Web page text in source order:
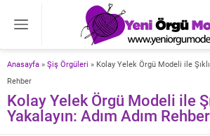
Anasayfa » Şiş Örgüleri » Kolay Yelek Örgü Modeli ile
Rehber
Kolay Yelek Örgü Modeli ile
Yakalayın: Adım Adım Rehber